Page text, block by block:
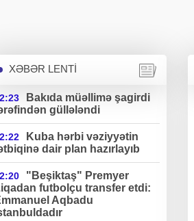
XƏBƏR LENTİ
Bakıda müəllimə şagirdi
güllələndi
Kuba hərbi vəziyyətin
dair plan hazırlayıb
"Beşiktaş" Premyer
futbolçu transfer etdi:
Aqbadu